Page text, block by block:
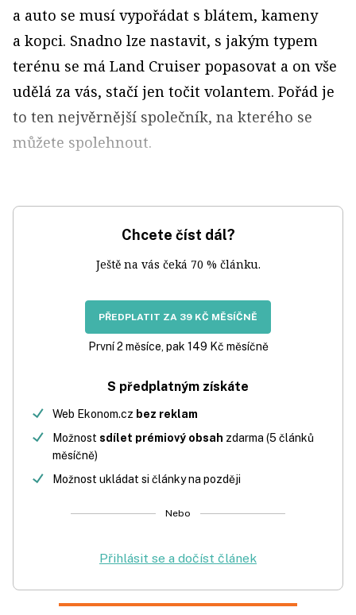
a auto se musí vypořádat s blátem, kameny
a kopci. Snadno lze nastavit, s jakým typem
terénu se má Land Cruiser popasovat a on vše
udělá za vás, stačí jen točit volantem. Pořád je
to ten nejvěrnější společník, na kterého se
můžete spolehnout.
Chcete číst dál?
Ještě na vás čeká 70 % článku.
PŘEDPLATIT ZA 39 KČ MĚSÍČNĚ
První 2 měsíce, pak 149 Kč měsíčně
S předplatným získáte
Web Ekonom.cz bez reklam
Možnost sdílet prémiový obsah zdarma (5 článků
měsíčně)
Možnost ukládat si články na později
Nebo
Přihlásit se a dočíst článek